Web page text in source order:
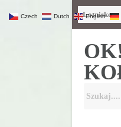
Lotnisko
Czech Dutch English